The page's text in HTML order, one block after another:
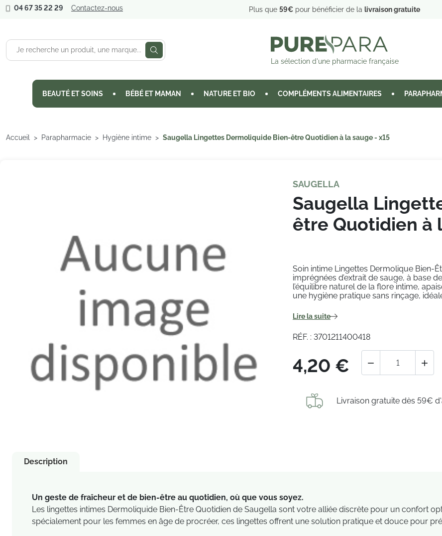
04 67 35 22 29 Contactez-nous Plus que 59€ pour bénéficier de la livraison gratuite
La sélection d'une pharmacie française
BEAUTÉ ET SOINS BÉBÉ ET MAMAN NATURE ET BIO COMPLÉMENTS ALIMENTAIRES
Accueil Parapharmacie Hygiène intime Saugella Lingettes Dermoliquide Bien-être Quotidien à la sauge - x15
SAUGELLA
Saugella
être Quotidien à
Soin intime Lingettes Dermolique Bien-
imprégnées d’extrait de sauge, à base
l’équilibre naturel de la flore intime,
une hygiène pratique sans rinçage,
Lire la suite
RÉF. : 3701211400418
4,20 €  
Livraison gratuite dès 59€
Description
Un geste de fraîcheur et de bien-être au quotidien, où que vous soyez.
Les lingettes intimes Dermoliquide Bien-Être Quotidien de Saugella sont votre alliée discrète pour un confort
spécialement pour les femmes en âge de procréer, ces lingettes offrent une solution pratique et douce pour